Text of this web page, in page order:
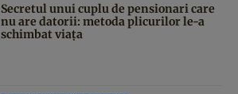
Secretul unui cuplu de pensionari care
nu are datorii: metoda plicurilor le-a
schimbat viața